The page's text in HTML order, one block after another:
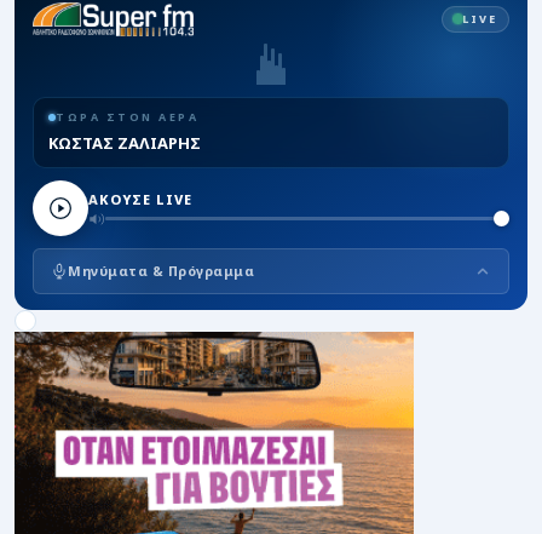
LIVE
ΤΩΡΑ ΣΤΟΝ ΑΕΡΑ
ΚΩΣΤΑΣ ΖΑΛΙΑΡΗΣ
ΑΚΟΥΣΕ LIVE
Μηνύματα & Πρόγραμμα